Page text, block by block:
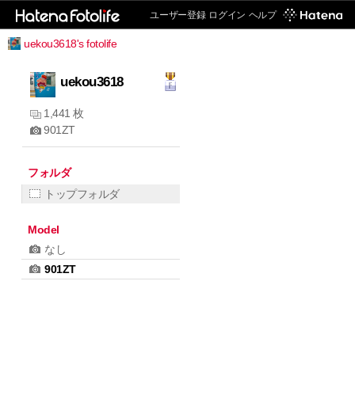
ユーザー登録 ログイン ヘルプ
uekou3618's fotolife
uekou3618
1,441 枚
901ZT
フォルダ
トップフォルダ
Model
なし
901ZT